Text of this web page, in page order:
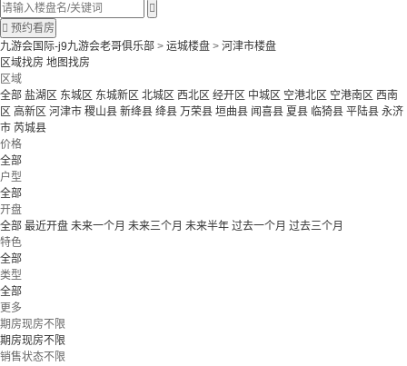

 预约看房
九游会国际-j9九游会老哥俱乐部 > 运城楼盘 > 河津市楼盘
区域找房 地图找房
区域
全部 盐湖区 东城区 东城新区 北城区 西北区 经开区 中城区 空港北区 空港南区 西南
区 高新区 河津市 稷山县 新绛县 绛县 万荣县 垣曲县 闻喜县 夏县 临猗县 平陆县 永济
市 芮城县
价格
全部
户型
全部
开盘
全部 最近开盘 未来一个月 未来三个月 未来半年 过去一个月 过去三个月
特色
全部
类型
全部
更多
期房现房不限
期房现房不限
销售状态不限